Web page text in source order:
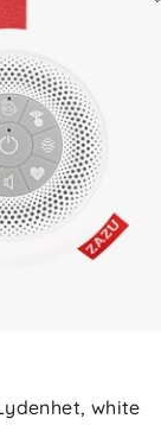
justerbar
av bilstoler)
fjæring på
white